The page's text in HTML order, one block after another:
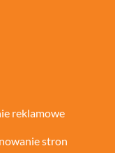
reklamowe
stron